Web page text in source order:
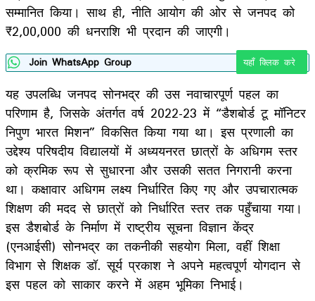
सम्मानित किया। साथ ही, नीति आयोग की ओर से जनपद को
₹2,00,000 की धनराशि भी प्रदान की जाएगी।
Join WhatsApp Group यहाँ क्लिक करे
यह उपलब्धि जनपद सोनभद्र की उस नवाचारपूर्ण पहल का
परिणाम है, जिसके अंतर्गत वर्ष 2022-23 में “डैशबोर्ड टू मॉनिटर
निपुण भारत मिशन” विकसित किया गया था। इस प्रणाली का
उद्देश्य परिषदीय विद्यालयों में अध्ययनरत छात्रों के अधिगम स्तर
को क्रमिक रूप से सुधारना और उसकी सतत निगरानी करना
था। कक्षावार अधिगम लक्ष्य निर्धारित किए गए और उपचारात्मक
शिक्षण की मदद से छात्रों को निर्धारित स्तर तक पहुँचाया गया।
इस डैशबोर्ड के निर्माण में राष्ट्रीय सूचना विज्ञान केंद्र
(एनआईसी) सोनभद्र का तकनीकी सहयोग मिला, वहीं शिक्षा
विभाग से शिक्षक डॉ. सूर्य प्रकाश ने अपने महत्वपूर्ण योगदान से
इस पहल को साकार करने में अहम भूमिका निभाई।